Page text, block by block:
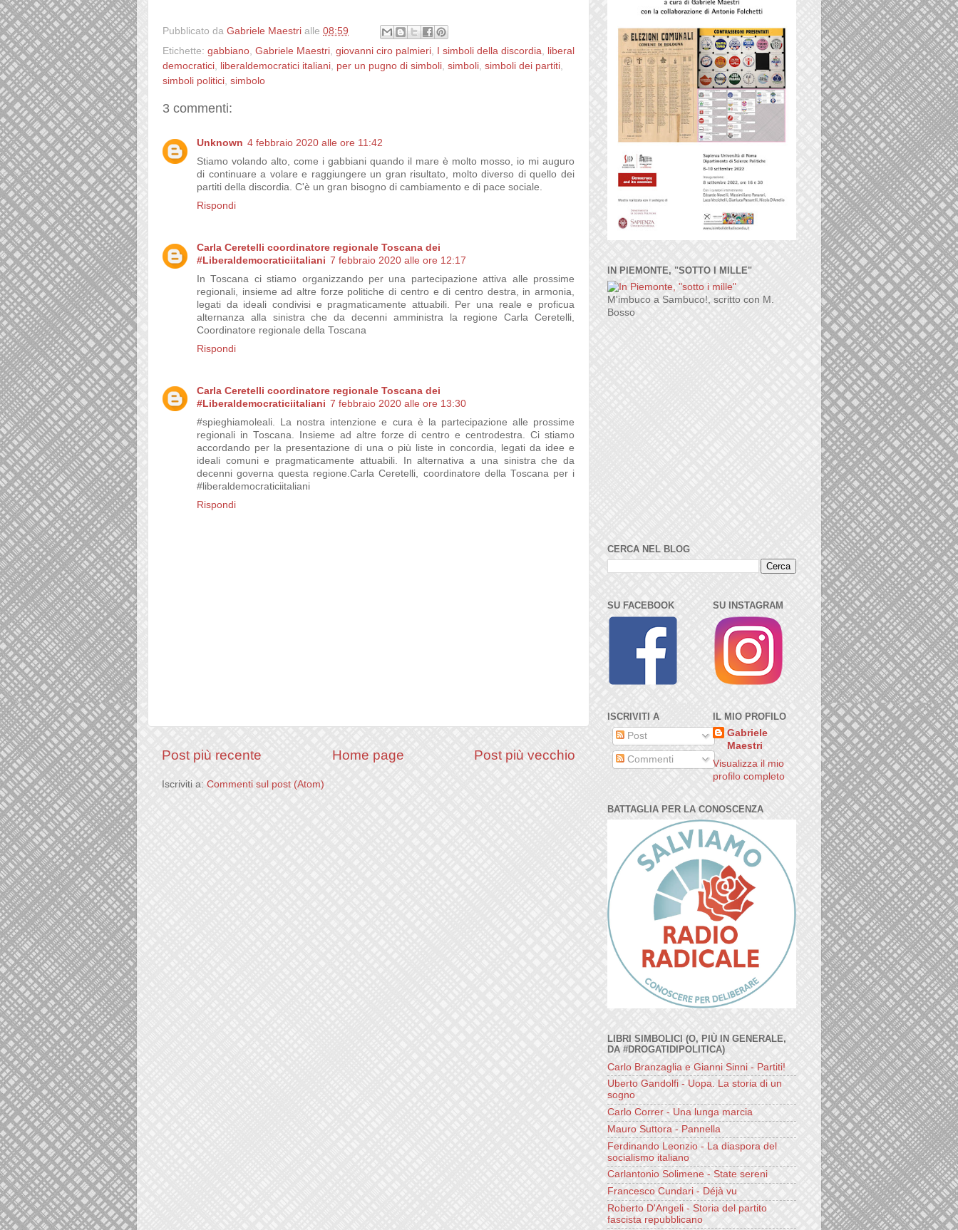
Pubblicato da Gabriele Maestri alle 08:59
Etichette: gabbiano Gabriele Maestri giovanni ciro palmieri I simboli della discordia
liberal
democratici liberaldemocratici italiani per un pugno di simboli simboli simboli dei partiti
simboli politici simbolo
3 commenti:
Unknown 4 febbraio 2020 alle ore 11:42
Stiamo volando alto, come i gabbiani quando il mare è molto mosso, io mi auguro
di continuare a volare e raggiungere un gran risultato, molto diverso di quello dei
partiti della discordia. C'è un gran bisogno di cambiamento e di pace sociale.
Rispondi
Carla Ceretelli coordinatore regionale Toscana dei
#Liberaldemocraticiitaliani 7 febbraio 2020 alle ore 12:17
In Toscana ci stiamo organizzando per una partecipazione attiva alle prossime
regionali, insieme ad altre forze politiche di centro e di centro destra, in armonia,
legati da ideali condivisi e pragmaticamente attuabili. Per una reale e proficua
alternanza alla sinistra che da decenni amministra la regione Carla Ceretelli,
Coordinatore regionale della Toscana
Rispondi
Carla Ceretelli coordinatore regionale Toscana dei
#Liberaldemocraticiitaliani 7 febbraio 2020 alle ore 13:30
#spieghiamoleali. La nostra intenzione e cura è la partecipazione alle prossime
regionali in Toscana. Insieme ad altre forze di centro e centrodestra. Ci stiamo
accordando per la presentazione di una o più liste in concordia, legati da idee e
ideali comuni e pragmaticamente attuabili. In alternativa a una sinistra che da
decenni governa questa regione.Carla Ceretelli, coordinatore della Toscana per i
#liberaldemocraticiitaliani
Rispondi
Post più recente Post più vecchio
Home page
Iscriviti a: Commenti sul post (Atom)
IN PIEMONTE, "SOTTO I MILLE"
M'imbuco a Sambuco!, scritto con M.
Bosso
CERCA NEL BLOG
SU FACEBOOK
ISCRIVITI A
Post
Commenti
SU INSTAGRAM
IL MIO PROFILO
Gabriele
Maestri
Visualizza il mio
profilo completo
BATTAGLIA PER LA CONOSCENZA
LIBRI SIMBOLICI (O, PIÙ IN GENERALE,
DA #DROGATIDIPOLITICA)
Carlo Branzaglia e Gianni Sinni - Partiti!
Uberto Gandolfi - Uopa. La storia di un
sogno
Carlo Correr - Una lunga marcia
Mauro Suttora - Pannella
Ferdinando Leonzio - La diaspora del
socialismo italiano
Carlantonio Solimene - State sereni
Francesco Cundari - Déjà vu
Roberto D'Angeli - Storia del partito
fascista repubblicano